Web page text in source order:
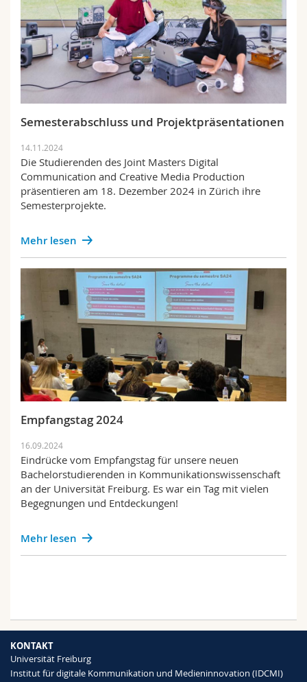
Semesterabschluss und Projektpräsentationen
14.11.2024
Die Studierenden des Joint Masters Digital
Communication and Creative Media Production
präsentieren am 18. Dezember 2024 in Zürich ihre
Semesterprojekte.
Mehr lesen
Empfangstag 2024
16.09.2024
Eindrücke vom Empfangstag für unsere neuen
Bachelorstudierenden in Kommunikationswissenschaft
an der Universität Freiburg. Es war ein Tag mit vielen
Begegnungen und Entdeckungen!
Mehr lesen
KONTAKT
Universität Freiburg
Institut für digitale Kommunikation und Medieninnovation (IDCMI)